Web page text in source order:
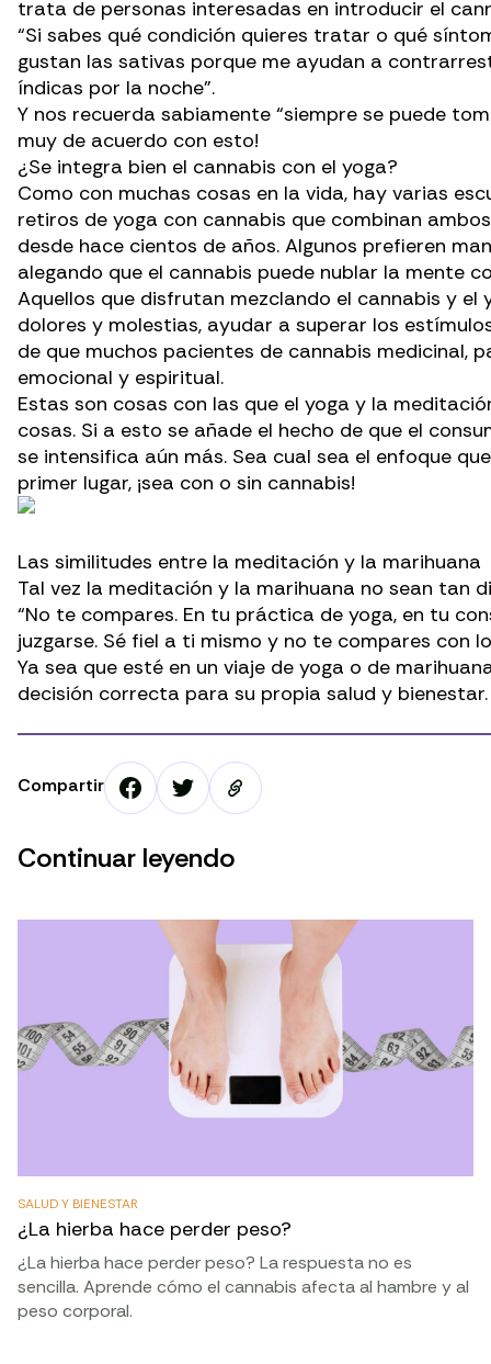
trata de personas interesadas en introducir el
“Si sabes qué condición quieres tratar o qué
gustan las sativas porque me ayudan a
índicas por la noche”.
Y nos recuerda sabiamente “siempre se puede
muy de acuerdo con esto!
¿Se integra bien el cannabis con el yoga?
Como con muchas cosas en la vida, hay varias
retiros de yoga con cannabis que combinan
desde hace cientos de años. Algunos prefieren
alegando que el cannabis puede nublar la mente
Aquellos que disfrutan mezclando el cannabis y
dolores y molestias, ayudar a superar los
de que muchos pacientes de cannabis medicinal,
emocional y espiritual.
Estas son cosas con las que el yoga y la
cosas. Si a esto se añade el hecho de que el
se intensifica aún más. Sea cual sea el enfoque
primer lugar, ¡sea con o sin cannabis!
Las similitudes entre la meditación y la marihuana
Tal vez la meditación y la marihuana no sean tan
“No te compares. En tu práctica de yoga, en tu
juzgarse. Sé fiel a ti mismo y no te compares con
Ya sea que esté en un viaje de yoga o de
decisión correcta para su propia salud y bienestar.
Compartir
Continuar leyendo
SALUD Y BIENESTAR
¿La hierba hace perder peso?
¿La hierba hace perder peso? La respuesta no es
sencilla. Aprende cómo el cannabis afecta al hambre y al
peso corporal.